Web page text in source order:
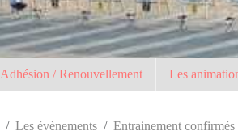
Adhésion / Renouvellement Les
Les évènements Entrainement confirmés